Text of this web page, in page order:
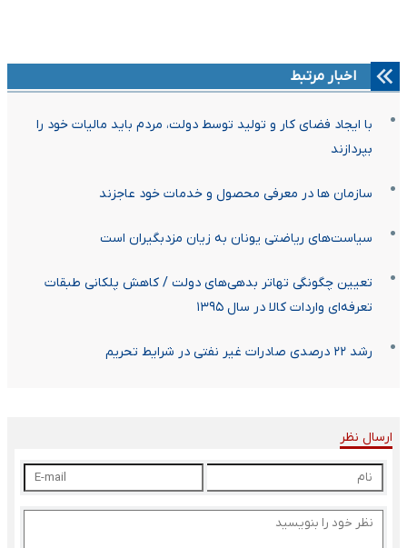
اخبار مرتبط
با ایجاد فضای کار و تولید توسط دولت، مردم باید مالیات خود را
بپردازند
سازمان ها در معرفی محصول و خدمات خود عاجزند
سیاست‌های ریاضتی یونان به زیان مزدبگیران است
تعیین چگونگی تهاتر بدهی‌های دولت / کاهش پلکانی طبقات
تعرفه‌ای واردات کالا در سال ۱۳۹۵
رشد ۲۲ درصدی صادرات غیر نفتی در شرایط تحریم
ارسال نظر